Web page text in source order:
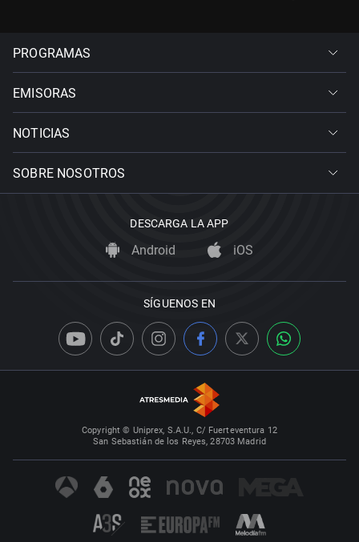
PROGRAMAS
EMISORAS
NOTICIAS
SOBRE NOSOTROS
DESCARGA LA APP
Android iOS
SÍGUENOS EN
Copyright © Uniprex, S.A.U., C/ Fuerteventura 12
San Sebastián de los Reyes, 28703 Madrid